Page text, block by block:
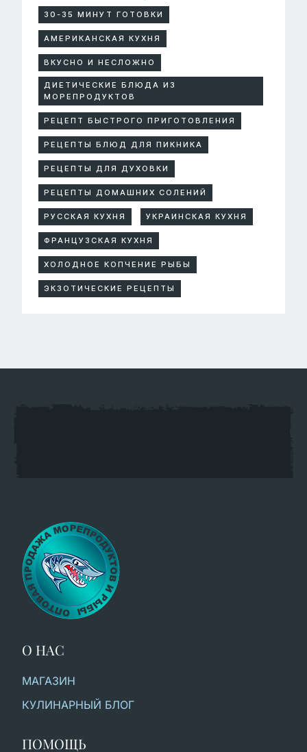
30-35 МИНУТ ГОТОВКИ
АМЕРИКАНСКАЯ КУХНЯ
ВКУСНО И НЕСЛОЖНО
ДИЕТИЧЕСКИЕ БЛЮДА ИЗ
МОРЕПРОДУКТОВ
РЕЦЕПТ БЫСТРОГО ПРИГОТОВЛЕНИЯ
РЕЦЕПТЫ БЛЮД ДЛЯ ПИКНИКА
РЕЦЕПТЫ ДЛЯ ДУХОВКИ
РЕЦЕПТЫ ДОМАШНИХ СОЛЕНИЙ
РУССКАЯ КУХНЯ УКРАИНСКАЯ КУХНЯ
ФРАНЦУЗСКАЯ КУХНЯ
ХОЛОДНОЕ КОПЧЕНИЕ РЫБЫ
ЭКЗОТИЧЕСКИЕ РЕЦЕПТЫ
О НАС
МАГАЗИН
КУЛИНАРНЫЙ БЛОГ
ПОМОЩЬ